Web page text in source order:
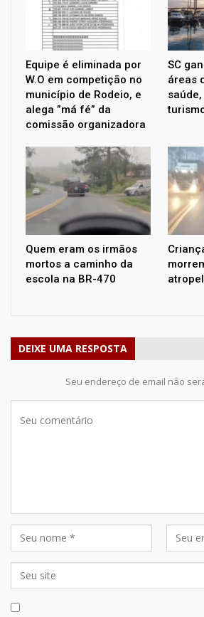
Equipe é eliminada por
W.O em competição no
município de Rodeio, e
alega ”má fé” da
comissão organizadora
SC
áreas
Quem eram os irmãos
mortos a caminho da
escola na BR-470
DEIXE UMA RESPOSTA
Seu endereço de email não